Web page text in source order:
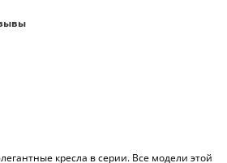
кресла в серии. Все модели этой